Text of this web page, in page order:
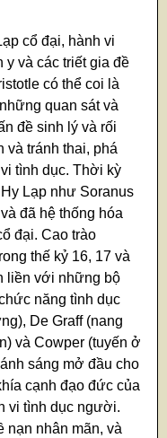
cổ đại, hành vi
và các triết gia đề
có thể coi là
quan sát và
đề sinh lý và rối
và tránh thai, phá
tình dục. Thời kỳ
Lạp như Soranus
đã hệ thống hóa
đại. Cao trào
thế kỷ 16, 17 và
liền với những bộ
năng tình dục
De Graff (nang
và Cowper (tuyến ở
sáng mở đầu cho
cạnh đạo đức của
vi tình dục người.
nạn nhân mãn, và